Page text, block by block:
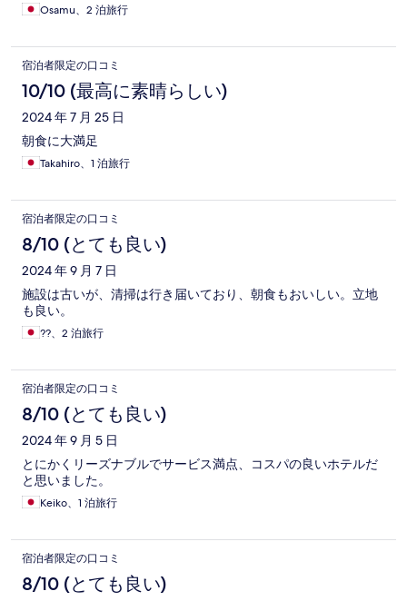
Osamu、2 泊旅行
宿泊者限定の口コミ
10/10 (最高に素晴らしい)
2024 年 7 月 25 日
朝食に大満足
Takahiro、1 泊旅行
宿泊者限定の口コミ
8/10 (とても良い)
2024 年 9 月 7 日
施設は古いが、清掃は行き届いており、朝食もおいしい。立地
も良い。
??、2 泊旅行
宿泊者限定の口コミ
8/10 (とても良い)
2024 年 9 月 5 日
とにかくリーズナブルでサービス満点、コスパの良いホテルだ
と思いました。
Keiko、1 泊旅行
宿泊者限定の口コミ
8/10 (とても良い)